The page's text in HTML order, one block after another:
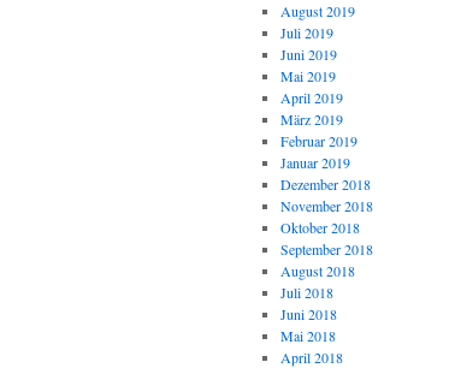
August 2019
Juli 2019
Juni 2019
Mai 2019
April 2019
März 2019
Februar 2019
Januar 2019
Dezember 2018
November 2018
Oktober 2018
September 2018
August 2018
Juli 2018
Juni 2018
Mai 2018
April 2018